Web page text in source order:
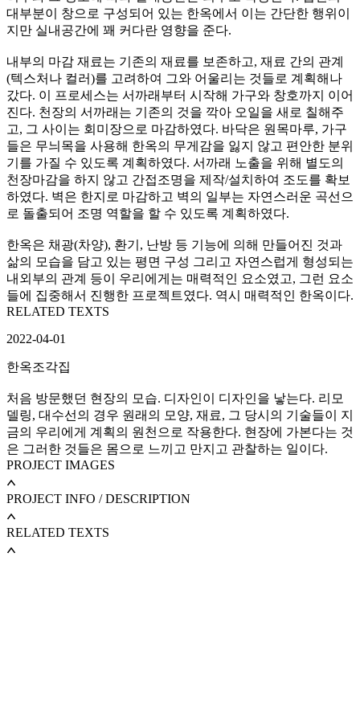
대부분이 창으로 구성되어 있는 한옥에서 이는 간단한 행위이
지만 실내공간에 꽤 커다란 영향을 준다.
내부의 마감 재료는 기존의 재료를 보존하고, 재료 간의 관계
(텍스처나 컬러)를 고려하여 그와 어울리는 것들로 계획해나
갔다. 이 프로세스는 서까래부터 시작해 가구와 창호까지 이어
진다. 천장의 서까래는 기존의 것을 깍아 오일을 새로 칠해주
고, 그 사이는 회미장으로 마감하였다. 바닥은 원목마루, 가구
들은 무늬목을 사용해 한옥의 무게감을 잃지 않고 편안한 분위
기를 가질 수 있도록 계획하였다. 서까래 노출을 위해 별도의
천장마감을 하지 않고 간접조명을 제작/설치하여 조도를 확보
하였다. 벽은 한지로 마감하고 벽의 일부는 자연스러운 곡선으
로 돌출되어 조명 역할을 할 수 있도록 계획하였다.
한옥은 채광(차양), 환기, 난방 등 기능에 의해 만들어진 것과
삶의 모습을 담고 있는 평면 구성 그리고 자연스럽게 형성되는
내외부의 관계 등이 우리에게는 매력적인 요소였고, 그런 요소
들에 집중해서 진행한 프로젝트였다. 역시 매력적인 한옥이다.
RELATED TEXTS
2022-04-01
한옥조각집
처음 방문했던 현장의 모습. 디자인이 디자인을 낳는다. 리모
델링, 대수선의 경우 원래의 모양, 재료, 그 당시의 기술들이 지
금의 우리에게 계획의 원천으로 작용한다. 현장에 가본다는 것
은 그러한 것들은 몸으로 느끼고 만지고 관찰하는 일이다.
PROJECT IMAGES
PROJECT INFO / DESCRIPTION
RELATED TEXTS